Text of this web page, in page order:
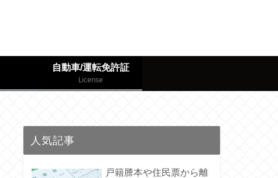
自動車/運転免許証
License
人気記事
戸籍謄本や住民票から離